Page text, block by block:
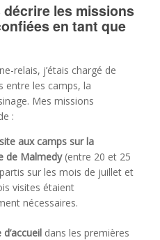
les missions
en tant que
relais, j’étais chargé de
entre les camps, la
Mes missions
:
aux camps sur la
de Malmedy(entre 20 et 25
sur les mois de juillet et
visites étaient
nécessaires.
dans les premières